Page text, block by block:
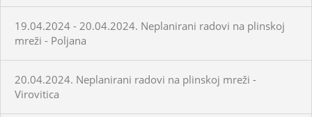
19.04.2024 - 20.04.2024. Neplanirani radovi na plinskoj
mreži - Poljana
20.04.2024. Neplanirani radovi na plinskoj mreži -
Virovitica